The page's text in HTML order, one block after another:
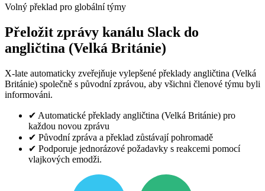
Volný překlad pro globální týmy
Přeložit zprávy kanálu Slack do
angličtina (Velká Británie)
X-late automaticky zveřejňuje vylepšené překlady angličtina (Velká
Británie) společně s původní zprávou, aby všichni členové týmu byli
informováni.
✔ Automatické překlady angličtina (Velká Británie) pro
každou novou zprávu
✔ Původní zpráva a překlad zůstávají pohromadě
✔ Podporuje jednorázové požadavky s reakcemi pomocí
vlajkových emodži.